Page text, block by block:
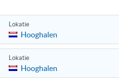
Lokatie
Hooghalen
Lokatie
Hooghalen